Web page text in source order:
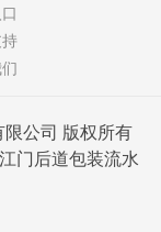
限公司 版权所有
门后道包装流水